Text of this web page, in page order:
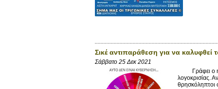
Σικέ αντιπαράθεση για να καλυφθεί
Σάββατο 25 Δεκ 2021
Γράφει ο
λογοκρισίας.
θρησκόληπτοι